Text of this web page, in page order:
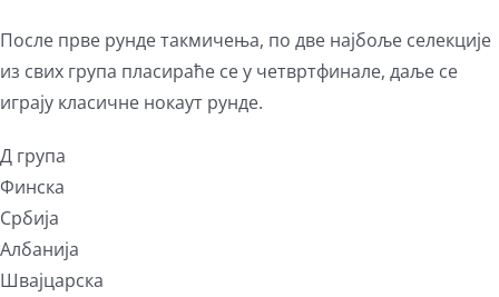
После прве рунде такмичења, по две најбоље селекције
из свих група пласираће се у четвртфинале, даље се
играју класичне нокаут рунде.
Д група
Финска
Србија
Албанија
Швајцарска